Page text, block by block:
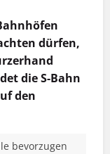
dürfen,
die S-Bahn
den
bevorzugen